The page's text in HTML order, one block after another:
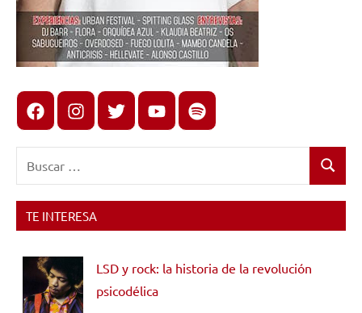
FacebookInstagram
X youtubespotify
Buscar
TE INTERESA
LSD y rock: la historia de la revolución
psicodélica